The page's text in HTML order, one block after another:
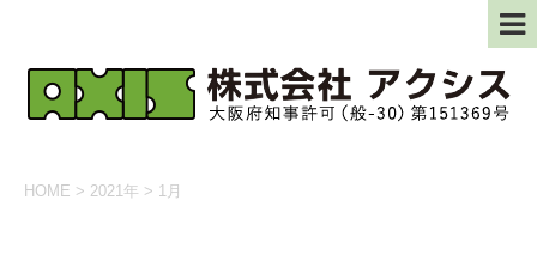
HOME > 2021年 > 1月